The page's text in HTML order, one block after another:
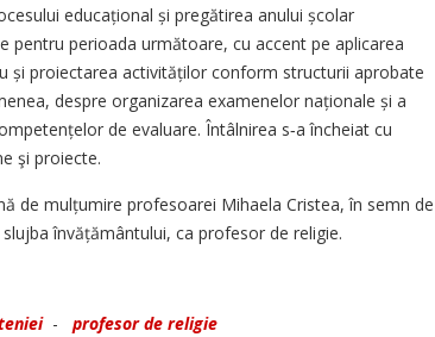
educațional și pregătirea anului școlar
pentru perioada următoare, cu accent pe aplicarea
și proiectarea activităților conform structurii aprobate
despre organizarea examenelor naționale și a
de evaluare. Întâlnirea s‑a încheiat cu
şi proiecte.
de mulțumire profesoarei Mihaela Cristea, în semn de
învățământului, ca profesor de religie.
- profesor de religie